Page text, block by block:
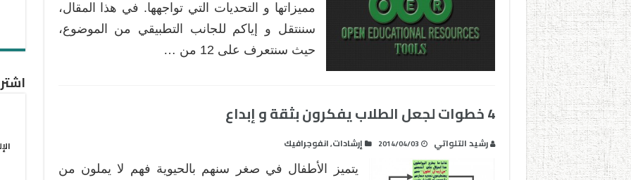
مميزاتها و التحديات التي تواجهها. في هذا المقال،
سننتقل و إياكم للجانب التطبيقي من الموضوع،
حيث سنتعرف على 12 من …
4 خطوات لجعل الطلاب يفكرون بثقة و إبداع
رشيد التلواتي 2014/04/03 إرشادات,انفوجرافيك
يتميز الأطفال في صغر سنهم بالحيوية فهم لا يملون من